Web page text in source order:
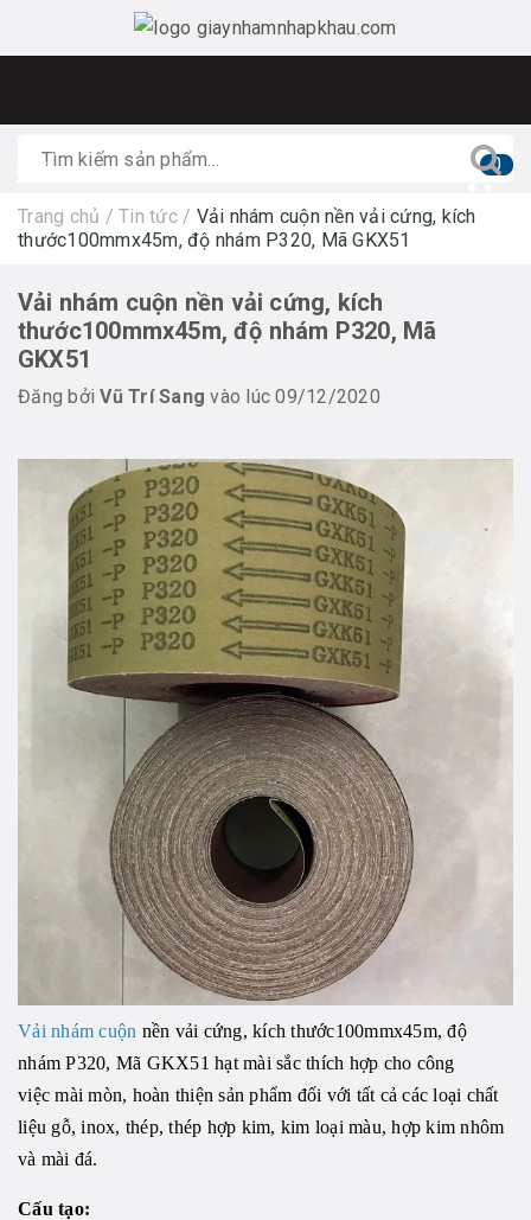
0
Trang chủ / Tin tức / Vải nhám cuộn nền vải cứng, kích
thước100mmx45m, độ nhám P320, Mã GKX51
Vải nhám cuộn nền vải cứng, kích
thước100mmx45m, độ nhám P320, Mã
GKX51
Đăng bởiVũ Trí Sang vào lúc 09/12/2020
Vải nhám cuộn nền vải cứng, kích thước100mmx45m, độ
nhám P320, Mã GKX51 hạt mài sắc thích hợp cho công
việc mài mòn, hoàn thiện sản phẩm đối với tất cả các loại chất
liệu gỗ, inox, thép, thép hợp kim, kim loại màu, hợp kim nhôm
và mài đá.
Cấu tạo: